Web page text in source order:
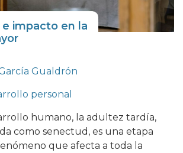
e impacto en la
Gualdrón
personal
humano, la adultez tardía,
como senectud, es una etapa
que afecta a toda la